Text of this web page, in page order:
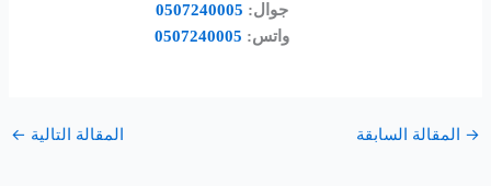
جوال:0507240005
واتس:0507240005
→المقالة السابقة المقالة التالية←